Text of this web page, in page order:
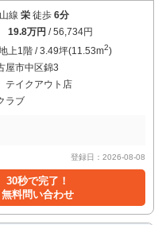
線 栄 徒歩 6分
19.8万円 / 56,734円
上1階 / 3.49坪(11.53m2)
屋市中区錦3
テイクアウト店
ラブ
登録日：2026-08-08
30秒で完了！
無料問い合わせ